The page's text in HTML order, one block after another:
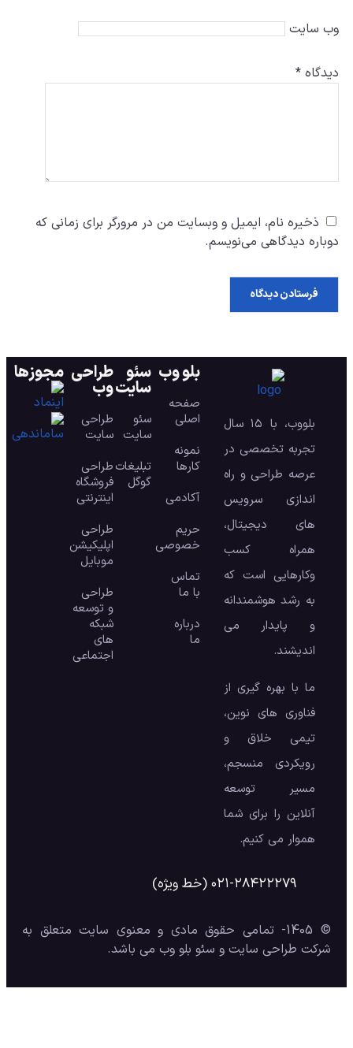
دیدگاه *
وب‌ سایت
ذخیره نام، ایمیل و وبسایت من در مرورگر برای زمانی که
دوباره دیدگاهی می‌نویسم.
بلووب، با ۱۵ سال
تجربه تخصصی در
عرصه طراحی و راه
اندازی سرویس
های دیجیتال،
همراه کسب
وکارهایی است که
به رشد هوشمندانه
و پایدار می
اندیشند.
ما با بهره گیری از
فناوری های نوین،
تیمی خلاق و
رویکردی منسجم،
مسیر توسعه
آنلاین را برای شما
هموار می کنیم.
بلو وب
صفحه
اصلی
نمونه
کارها
آکادمی
حریم
خصوصی
تماس
با ما
درباره
ما
سئو
سایت
سئو
سایت
تبلیغات
گوگل
طراحی
وب
طراحی
سایت
طراحی
فروشگاه
اینترنتی
طراحی
اپلیکیشن
موبایل
طراحی
و توسعه
شبکه
های
اجتماعی
مجوزها
۰۲۱-۲۸۴۲۲۲۷۹ (خط ویژه)
© 1405- تمامی حقوق مادی و معنوی سایت متعلق به
شرکت طراحی سایت و سئو بلو وب می باشد.